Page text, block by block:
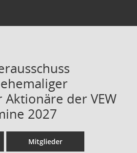
der VEW
2027
Mitglieder